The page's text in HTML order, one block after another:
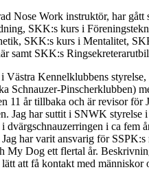
Nose Work instruktör, har gått
SKK:s kurs i
SKK:s kurs i Mentalitet,
samt SKK:s
Västra Kennelklubbens
Schnauzer-Pinscherklubben)
11 år tillbaka och är revisor för
Jag har suttit i SNWK styrelse
dvärgschnauzerringen i ca fem
har varit ansvarig för SSPK:s
My Dog ett flertal år.
att få kontakt med människor